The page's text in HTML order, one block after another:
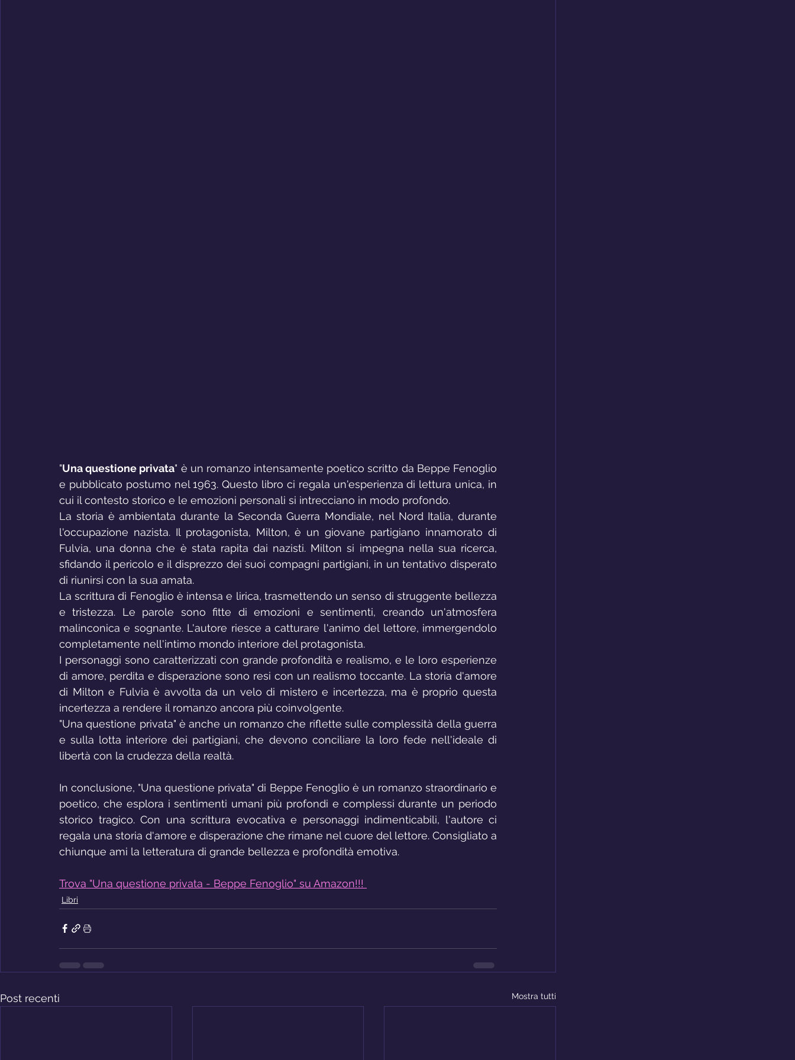
"Una questione privata" è un romanzo intensamente poetico scritto da Beppe Fenoglio
e pubblicato postumo nel 1963. Questo libro ci regala un'esperienza di lettura unica, in
cui il contesto storico e le emozioni personali si intrecciano in modo profondo.
La storia è ambientata durante la Seconda Guerra Mondiale, nel Nord Italia, durante
l'occupazione nazista. Il protagonista, Milton, è un giovane partigiano innamorato di
Fulvia, una donna che è stata rapita dai nazisti. Milton si impegna nella sua ricerca,
sfidando il pericolo e il disprezzo dei suoi compagni partigiani, in un tentativo disperato
di riunirsi con la sua amata.
La scrittura di Fenoglio è intensa e lirica, trasmettendo un senso di struggente bellezza
e tristezza. Le parole sono fitte di emozioni e sentimenti, creando un'atmosfera
malinconica e sognante. L'autore riesce a catturare l'animo del lettore, immergendolo
completamente nell'intimo mondo interiore del protagonista.
I personaggi sono caratterizzati con grande profondità e realismo, e le loro esperienze
di amore, perdita e disperazione sono resi con un realismo toccante. La storia d'amore
di Milton e Fulvia è avvolta da un velo di mistero e incertezza, ma è proprio questa
incertezza a rendere il romanzo ancora più coinvolgente.
"Una questione privata" è anche un romanzo che riflette sulle complessità della guerra
e sulla lotta interiore dei partigiani, che devono conciliare la loro fede nell'ideale di
libertà con la crudezza della realtà.
In conclusione, "Una questione privata" di Beppe Fenoglio è un romanzo straordinario e
poetico, che esplora i sentimenti umani più profondi e complessi durante un periodo
storico tragico. Con una scrittura evocativa e personaggi indimenticabili, l'autore ci
regala una storia d'amore e disperazione che rimane nel cuore del lettore. Consigliato a
chiunque ami la letteratura di grande bellezza e profondità emotiva.
Trova "Una questione privata - Beppe Fenoglio" su Amazon!!!
Libri
Post recenti Mostra tutti